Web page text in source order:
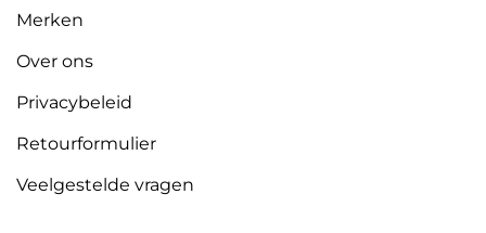
Merken
Over ons
Privacybeleid
Retourformulier
Veelgestelde vragen